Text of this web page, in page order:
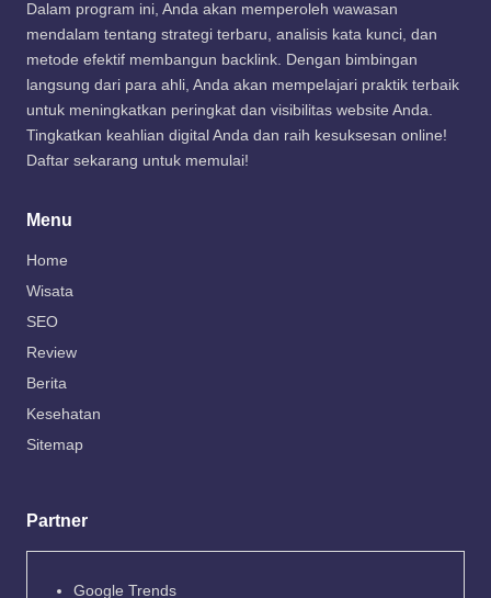
Dalam program ini, Anda akan memperoleh wawasan
mendalam tentang strategi terbaru, analisis kata kunci, dan
metode efektif membangun backlink. Dengan bimbingan
langsung dari para ahli, Anda akan mempelajari praktik terbaik
untuk meningkatkan peringkat dan visibilitas website Anda.
Tingkatkan keahlian digital Anda dan raih kesuksesan online!
Daftar sekarang untuk memulai!
Menu
Home
Wisata
SEO
Review
Berita
Kesehatan
Sitemap
Partner
Google Trends